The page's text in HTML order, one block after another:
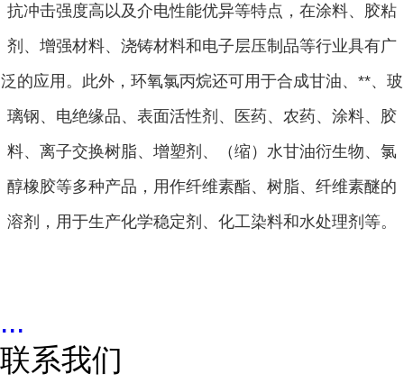
抗冲击强度高以及介电性能优异等特点，在涂料、胶粘
剂、增强材料、浇铸材料和电子层压制品等行业具有广
泛的应用。此外，环氧氯丙烷还可用于合成甘油、**、玻
璃钢、电绝缘品、表面活性剂、医药、农药、涂料、胶
料、离子交换树脂、增塑剂、（缩）水甘油衍生物、氯
醇橡胶等多种产品，用作纤维素酯、树脂、纤维素醚的
溶剂，用于生产化学稳定剂、化工染料和水处理剂等。
...
联系我们